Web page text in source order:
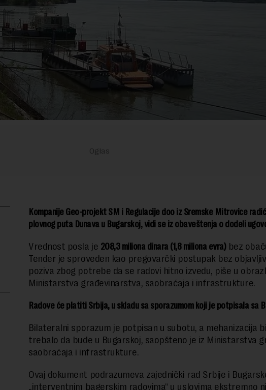
Kompanije Geo-projekt SM i Regulacije doo iz Sremske Mitrovice
plovnog puta Dunava u Bugarskoj, vidi se iz obaveštenja o dodeli
Vrednost posla je 208,3 miliona dinara (1,8 miliona evra)bez
Tender je sproveden kao pregovarčki postupak bez
poziva zbog potrebe da se radovi hitno izvedu, piše u
Ministarstva građevinarstva, saobraćaja i infrastrukture.
Radove će platiti Srbija, u skladu sa sporazumom koji je potpisala sa
Bilateralni sporazum je potpisan u subotu, a mehanizacija
trebalo da bude u Bugarskoj, saopšteno je iz Ministarstva
saobraćaja i infrastrukture.
Ovaj dokument podrazumeva zajednički rad Srbije i
„interventnim bagerskim radovima“ u uslovima ekstremno